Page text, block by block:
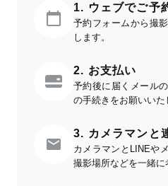
1. ウェブでご予
予約フォームから撮
します。
2. お支払い
予約後に届くメール
の手続きをお願いいた
3. カメラマンと
カメラマンとLINEや
撮影場所などを一緒に